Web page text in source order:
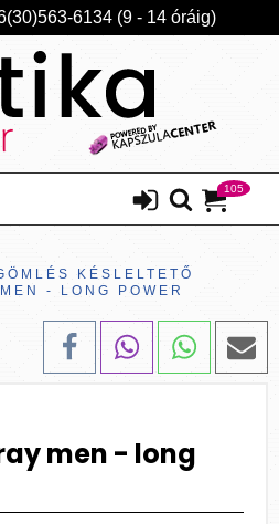
6134 (9 - 14 óráig)
105
KÉSLELTETŐ
- LONG POWER
men - long